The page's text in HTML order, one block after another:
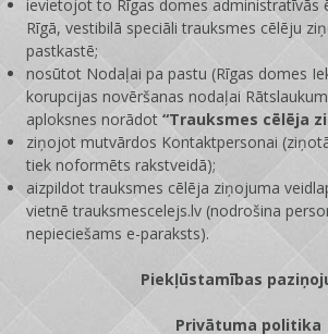
ievietojot to Rīgas domes administratīvās
Rīgā, vestibilā speciāli trauksmes cēlēju
pastkastē;
nosūtot Nodaļai pa pastu (Rīgas domes
korupcijas novēršanas nodaļai
aploksnes norādot“Trauksmes cēlēja
ziņojot mutvārdos Kontaktpersonai
tiek noformēts rakstveidā);
aizpildot trauksmes cēlēja ziņojuma
vietnētrauksmescelejs.lv (nodrošina
nepieciešams e-paraksts).
Piekļūstamības
Privātuma politika